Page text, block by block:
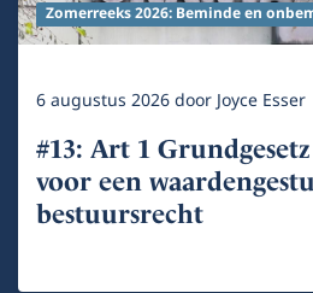
Zomerreeks 2026: Beminde en
6 augustus 2026doorJoyce Esser
#13: Art 1
voor een
bestuursrecht